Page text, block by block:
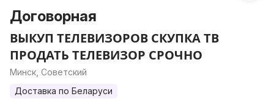
Договорная
ВЫКУП ТЕЛЕВИЗОРОВ СКУПКА ТВ
ПРОДАТЬ ТЕЛЕВИЗОР СРОЧНО
Минск, Советский
Доставка по Беларуси